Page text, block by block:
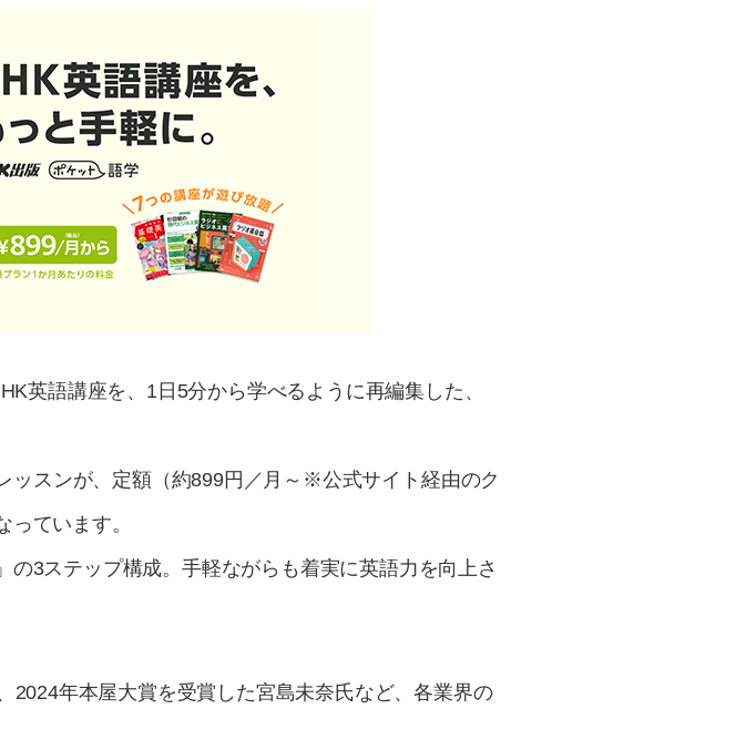
英語講座を、1日5分から学べるように再編集した、
ッスンが、定額（約899円／月～※公式サイト経由のク
ています。
3ステップ構成。手軽ながらも着実に英語力を向上さ
2024年本屋大賞を受賞した宮島未奈氏など、各業界の